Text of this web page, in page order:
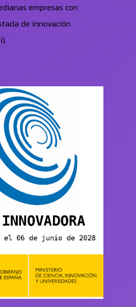
empresas con
de innovación